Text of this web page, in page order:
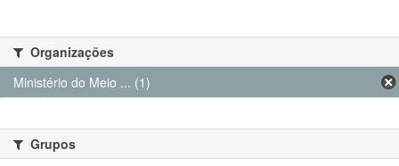
Organizações
Ministério do Meio ... (1)
Grupos